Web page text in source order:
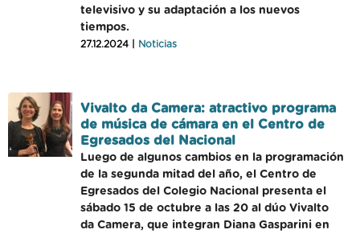
televisivo y su adaptación a los nuevos
tiempos.
27.12.2024 | Noticias
Vivalto da Camera: atractivo programa
de música de cámara en el Centro de
Egresados del Nacional
Luego de algunos cambios en la programación
de la segunda mitad del año, el Centro de
Egresados del Colegio Nacional presenta el
sábado 15 de octubre a las 20 al dúo Vivalto
da Camera, que integran Diana Gasparini en